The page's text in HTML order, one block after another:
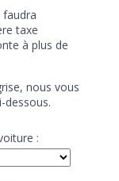
faudra
taxe
à plus de
nous vous
dessous.
: